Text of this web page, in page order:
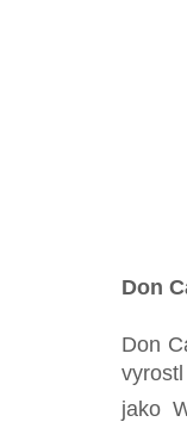
Don
Don
jako